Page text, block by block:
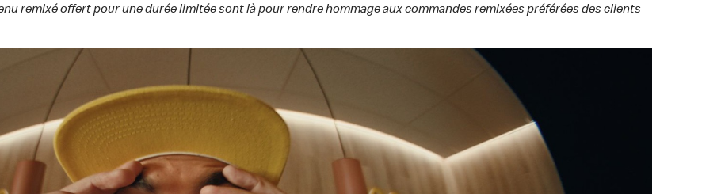
remixé offert pour une durée limitée sont là pour rendre hommage aux commandes remixées préférées des clients